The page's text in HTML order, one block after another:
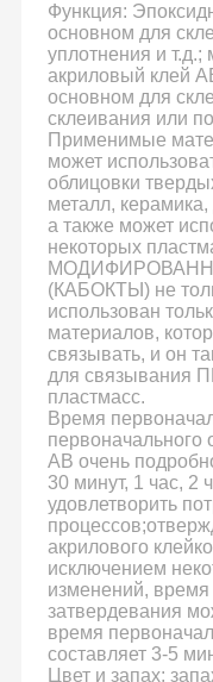
Функция:
основном для
уплотнения и
акриловый клей
основном для
склеивания или
Применимые
может
облицовки
металл, керамика,
а также может
некоторых
(КАБОКТЫ) не
использован
материалов,
связывать, и он
для связывания
пластмасс.
Время
первоначального
AB очень
30 минут, 1 час, 2
удовлетворить
акрилового
исключением
изменений, время
затвердевания
время
составляет 3-5
Цвет и запах: